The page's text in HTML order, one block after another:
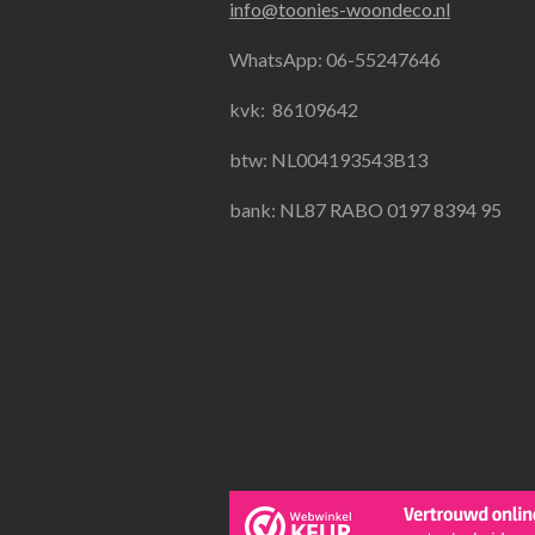
b
o
k
a
g
a
s
A
info@toonies-woondeco.nl
WhatsApp: 06-55247646
kvk: 86109642
btw: NL004193543B13
bank: NL87 RABO 0197 8394 95